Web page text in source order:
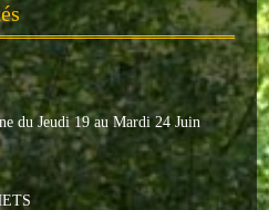
du Jeudi 19 au Mardi 24 Juin